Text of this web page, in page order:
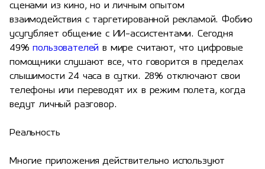
сценами из кино, но и личным опытом
взаимодействия с таргетированной рекламой. Фобию
усугубляет общение с ИИ-ассистентами. Сегодня
49%пользователей в мире считают, что цифровые
помощники слушают все, что говорится в пределах
слышимости 24 часа в сутки. 28% отключают свои
телефоны или переводят их в режим полета, когда
ведут личный разговор.
Реальность
Многие приложения действительно используют